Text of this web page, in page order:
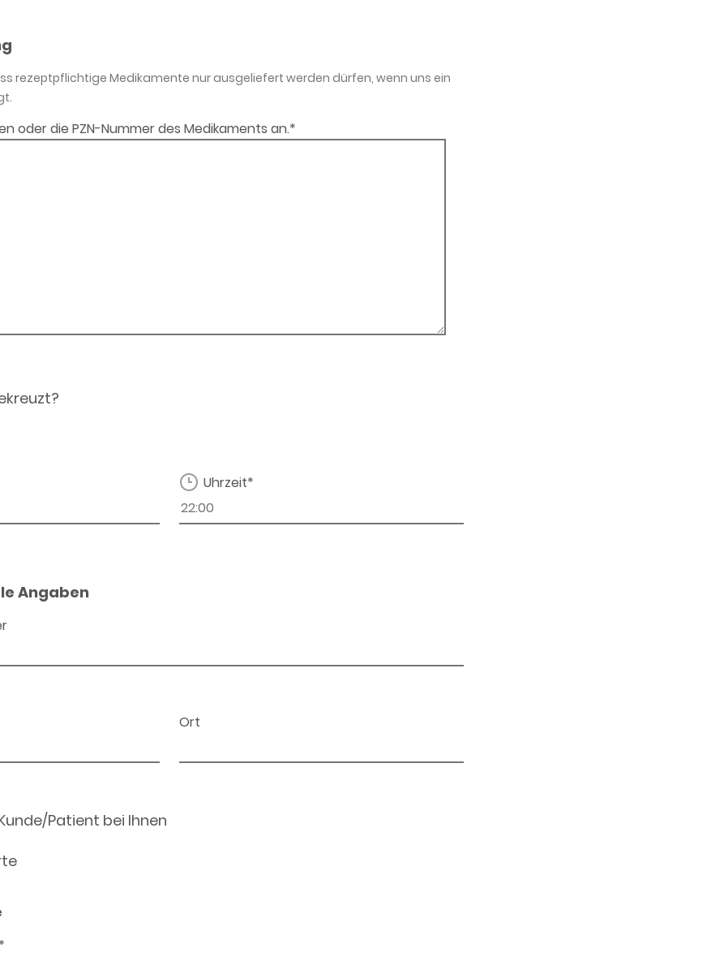
rezeptpflichtige Medikamente nur ausgeliefert werden dürfen, wenn uns ein
oder die PZN-Nummer des Medikaments an.*
Uhrzeit*
Angaben
Ort
Patient bei Ihnen